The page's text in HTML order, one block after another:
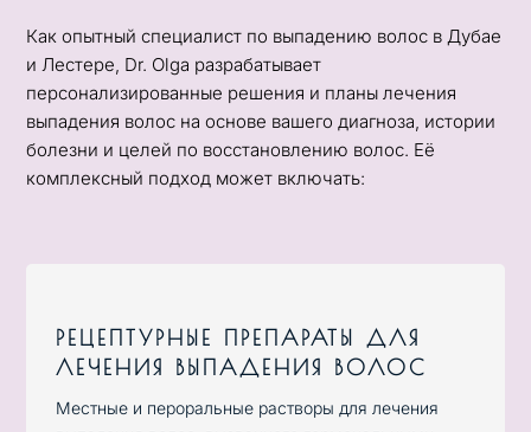
Как опытный специалист по выпадению волос в Дубае
и Лестере, Dr. Olga разрабатывает
персонализированные решения и планы лечения
выпадения волос на основе вашего диагноза, истории
болезни и целей по восстановлению волос. Её
комплексный подход может включать:
РЕЦЕПТУРНЫЕ ПРЕПАРАТЫ ДЛЯ
ЛЕЧЕНИЯ ВЫПАДЕНИЯ ВОЛОС
Местные и пероральные растворы для лечения